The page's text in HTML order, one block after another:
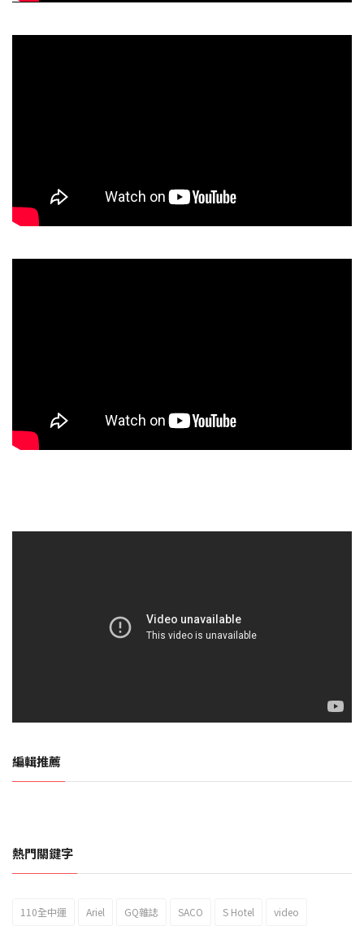
編輯推薦
2023新北市北海岸國際風箏節「風在石起」霸氣回歸
熱門關鍵字
110全中運 Ariel GQ雜誌 SACO S Hotel video